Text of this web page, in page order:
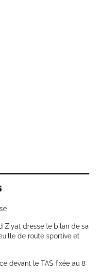
Ziyat dresse le bilan de sa
de route sportive et
devant le TAS fixée au 8